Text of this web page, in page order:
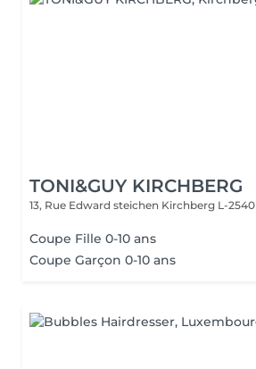
TONI&GUY KIRCHBERG
13, Rue Edward steichen Kirchberg L-2540
Coupe Fille 0-10 ans
Coupe Garçon 0-10 ans